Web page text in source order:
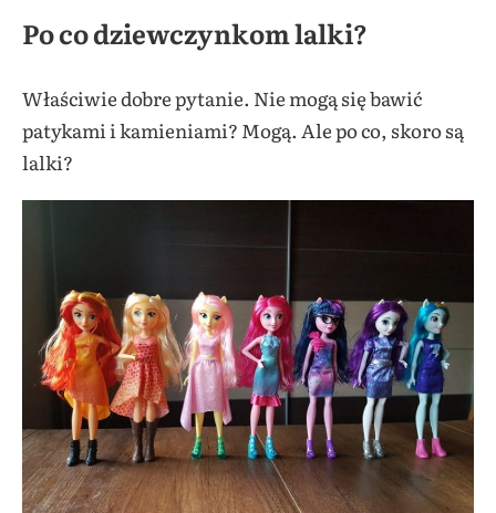
Po co dziewczynkom lalki?
Właściwie dobre pytanie. Nie mogą się bawić
patykami i kamieniami? Mogą. Ale po co, skoro są
lalki?